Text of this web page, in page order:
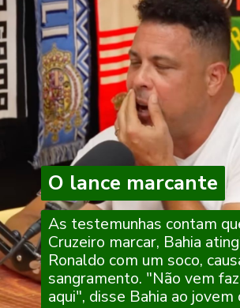
O lance marcante
O lance marcante
As testemunhas contam
Cruzeiro marcar, Bahia
Ronaldo com um soco,
sangramento. "Não vem
aqui", disse Bahia ao jovem